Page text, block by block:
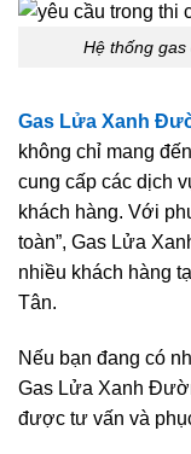
Hệ thống
Gas Lửa Xanh
không chỉ mang
cung cấp các dịch
khách hàng. Với
toàn”, Gas Lửa
nhiều khách hàng
Tân.
Nếu bạn đang có
Gas Lửa Xanh
được tư vấn và